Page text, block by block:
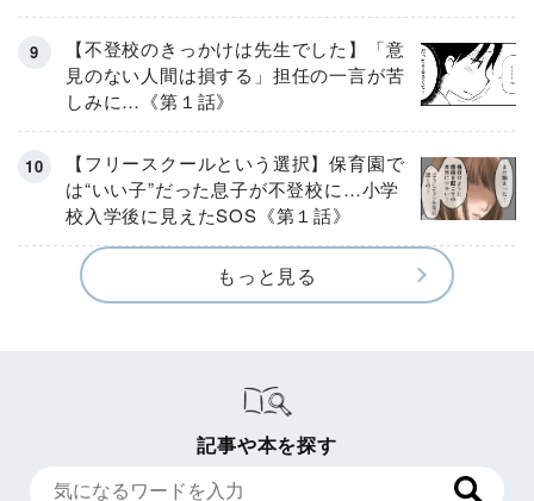
【不登校のきっかけは先生でした】「意
見のない人間は損する」担任の一言が苦
しみに…《第１話》
【フリースクールという選択】保育園で
は“いい子”だった息子が不登校に…小学
校入学後に見えたSOS《第１話》
もっと見る
記事や本を探す